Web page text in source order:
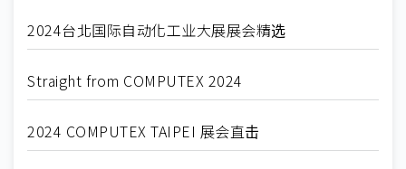
2024台北国际自动化工业大展展会精选
Straight from COMPUTEX 2024
2024 COMPUTEX TAIPEI 展会直击